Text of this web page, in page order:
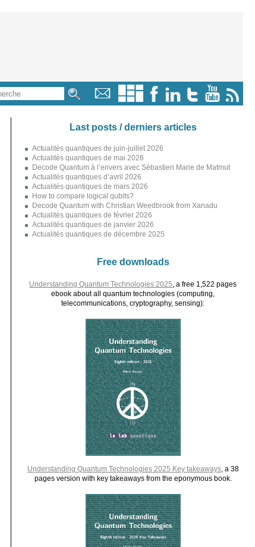
Last posts / derniers articles
Actualités quantiques de juin-juillet 2026
Actualités quantiques de mai 2026
Decode Quantum à l’envers avec Sébastien Marie de Matmut
Actualités quantiques d’avril 2026
Actualités quantiques de mars 2026
How to compare logical qubits?
Decode Quantum with Christian Weedbrook from Xanadu
Actualités quantiques de février 2026
Actualités quantiques de janvier 2026
Actualités quantiques de décembre 2025
Free downloads
Understanding Quantum Technologies 2025 , a free 1,522 pages
ebook about all quantum technologies (computing,
telecommunications, cryptography, sensing):
Understanding Quantum Technologies 2025 Key takeaways, a 38
pages version with key takeaways from the eponymous book.